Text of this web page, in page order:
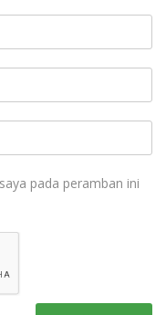
pada peramban ini